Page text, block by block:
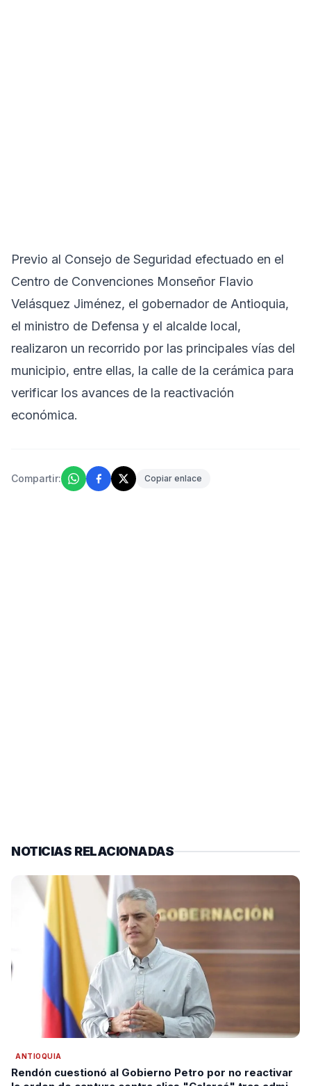
Previo al Consejo de Seguridad efectuado en el
Centro de Convenciones Monseñor Flavio
Velásquez Jiménez, el gobernador de Antioquia,
el ministro de Defensa y el alcalde local,
realizaron un recorrido por las principales vías del
municipio, entre ellas, la calle de la cerámica para
verificar los avances de la reactivación
económica.
Compartir: Copiar enlace
NOTICIAS RELACIONADAS
ANTIOQUIA
Rendón cuestionó al Gobierno Petro por no reactivar